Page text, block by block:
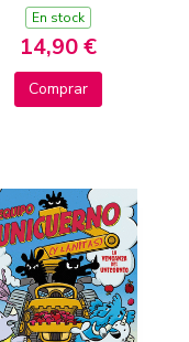
En stock
14,90 €
Comprar